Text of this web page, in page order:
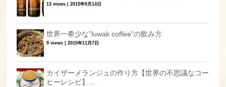
13 views |2015年9月14日
世界一希少な”luwak coffee”の飲み方
9 views |2015年11月7日
カイザーメランジュの作り方【世界の不思議なコー
ヒーレシピ】...